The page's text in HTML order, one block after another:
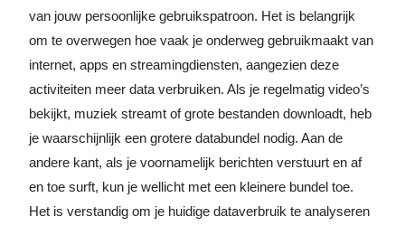
van jouw persoonlijke gebruikspatroon. Het is belangrijk
om te overwegen hoe vaak je onderweg gebruikmaakt van
internet, apps en streamingdiensten, aangezien deze
activiteiten meer data verbruiken. Als je regelmatig video’s
bekijkt, muziek streamt of grote bestanden downloadt, heb
je waarschijnlijk een grotere databundel nodig. Aan de
andere kant, als je voornamelijk berichten verstuurt en af
en toe surft, kun je wellicht met een kleinere bundel toe.
Het is verstandig om je huidige dataverbruik te analyseren